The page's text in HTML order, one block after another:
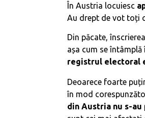
În Austria locuiesc
Au drept de vot toți
Din păcate,
așa cum se
registrul electoral
Deoarece foarte
în mod
din Austria nu s-